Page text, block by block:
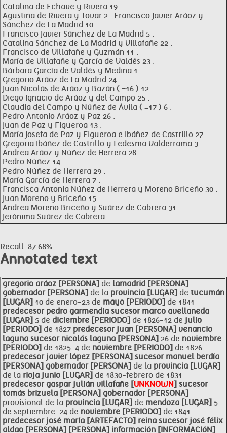
Catalina de Echave y Rivera 19 .
Agustina de Rivera y Tovar 2 . Francisco Javier Aráoz y
Sánchez de La Madrid 10 .
Francisco Javier Sánchez de La Madrid 5 .
Catalina Sánchez de La Madrid y Villafañe 22 .
Francisco de Villafañe y Guzmán 11 .
María de Villafañe y García de Valdés 23 .
Bárbara García de Valdés y Medina 1 .
Gregorio Aráoz de La Madrid 24 .
Juan Nicolás de Aráoz y Bazán ( =16 ) 12 .
Diego Ignacio de Aráoz y del Campo 25 .
Claudia del Campo y Núñez de Ávila ( =17 ) 6 .
Pedro Antonio Aráoz y Paz 26 .
Juan de Paz y Figueroa 13 .
María Josefa de Paz y Figueroa e Ibáñez de Castrillo 27 .
Gregoria Ibáñez de Castrillo y Ledesma Valderrama 3 .
Andrea Aráoz y Núñez de Herrera 28 .
Pedro Núñez 14 .
Pedro Núñez de Herrera 29 .
María García de Herrera 7 .
Francisca Antonia Núñez de Herrera y Moreno Briceño 30 .
Juan Moreno y Briceño 15 .
Andrea Moreno Briceño y Suárez de Cabrera 31 .
Jerónima Suárez de Cabrera
Recall: 87.68%
Annotated text
gregorio aráoz [PERSONA] de lamadrid [PERSONA]
gobernador [PERSONA] de la provincia [LUGAR] de tucumán
[LUGAR] 10 de enero-23 de mayo [PERIODO] de 1841
predecesor pedro garmendia sucesor marco avellaneda
[LUGAR] 5 de diciembre [PERIODO] de 1826-12 de julio
[PERIODO] de 1827 predecesor juan [PERSONA] venancio
laguna sucesor nicolás laguna [PERSONA] 26 de noviembre
[PERIODO] de 1825-4 de noviembre [PERIODO] de 1826
predecesor javier lópez [PERSONA] sucesor manuel berdía
[PERSONA] gobernador [PERSONA] de la provincia [LUGAR]
de la rioja junio [LUGAR] de 1830-febrero de 1831
predecesor gaspar julián villafañe [UNKNOWN] sucesor
tomás brizuela [PERSONA] gobernador [PERSONA]
provisional de la provincia [LUGAR] de mendoza [LUGAR] 5
de septiembre-24 de noviembre [PERIODO] de 1841
predecesor josé maría [ARTEFACTO] reina sucesor josé félix
aldao [PERSONA] [PERSONA] información [INFORMACIóN]